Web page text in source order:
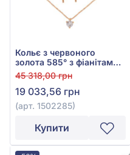
Кольє з червоного
золота 585° з фіанітами/
куб.цирконієм, арт.
1502285
45 318,00 грн
19 033,56 грн
(арт. 1502285)
Купити